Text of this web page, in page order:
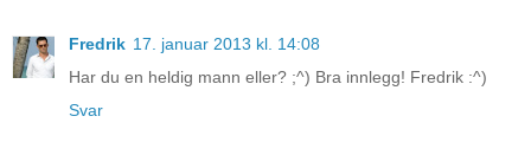
Fredrik 17. januar 2013 kl. 14:08
Har du en heldig mann eller? ;^) Bra innlegg! Fredrik :^)
Svar